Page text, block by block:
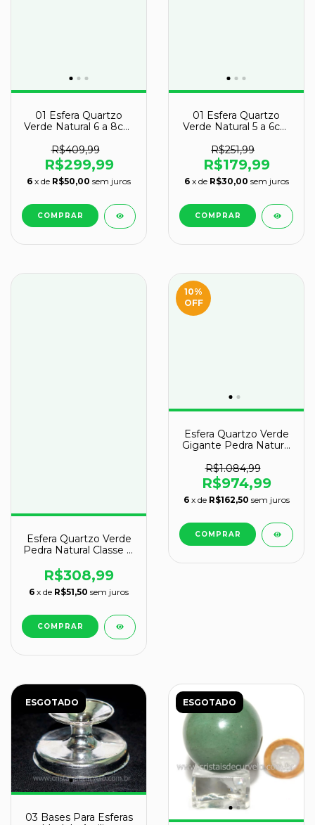
01 Esfera Quartzo
Verde Natural 6 a 8cm
R$409,99
R$299,99
6 x de R$50,00 sem juros
01 Esfera Quartzo
Verde Natural 5 a 6cm
R$251,99
R$179,99
6 x de R$30,00 sem juros
Esfera Quartzo Verde
Pedra Natural Classe B
R$308,99
6 x de R$51,50 sem juros
10%
OFF
Esfera Quartzo Verde
Gigante Pedra Natural
R$1.084,99
R$974,99
6 x de R$162,50 sem juros
ESGOTADO
03 Bases Para Esferas
ESGOTADO